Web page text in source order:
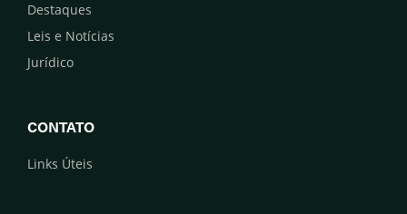
Destaques
Leis e Notícias
Jurídico
CONTATO
Links Úteis